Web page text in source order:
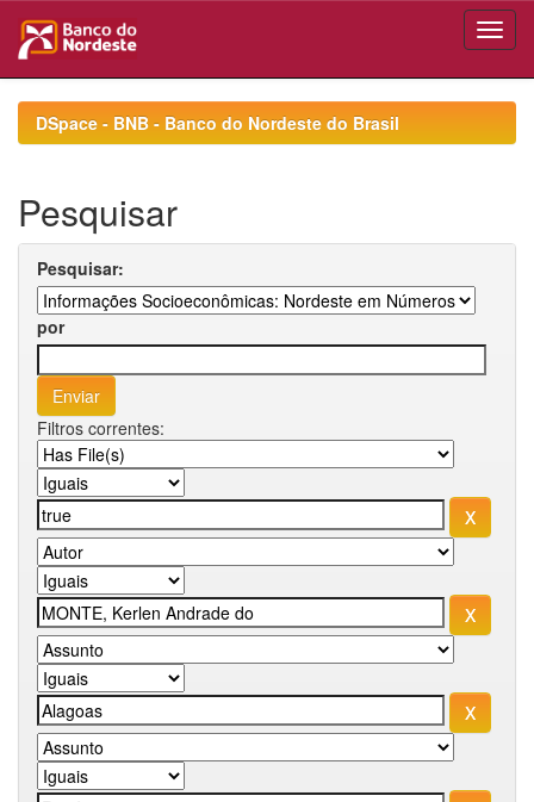
navigationDSpace - BNB - Banco do Nordeste do Brasil
Pesquisar
Pesquisar:
por
Filtros correntes: